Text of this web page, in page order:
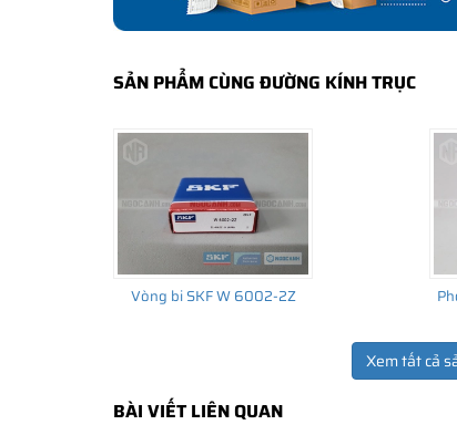
Mua hàng tại các đại lý ủy quyền của SKF để
✅ Những cách phân biệt vòng bi SKF giả bằng mắt
✅Cảnh báo của chuyên gia SKF về vòng bi SKF giả
SẢN PHẨM CÙNG ĐƯỜNG KÍNH TRỤC
Vòng bi SKF W 6002-2Z
Xem tất cả
BÀI VIẾT LIÊN QUAN